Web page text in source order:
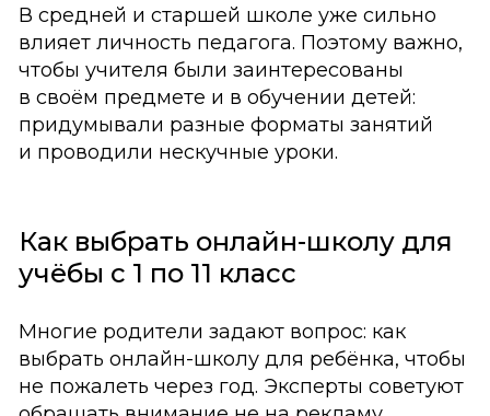
В средней и старшей школе уже сильно
влияет личность педагога. Поэтому важно,
чтобы учителя были заинтересованы
в своём предмете и в обучении детей:
придумывали разные форматы занятий
и проводили нескучные уроки.
Как выбрать онлайн-школу для
учёбы с 1 по 11 класс
Многие родители задают вопрос: как
выбрать онлайн-школу для ребёнка, чтобы
не пожалеть через год. Эксперты советуют